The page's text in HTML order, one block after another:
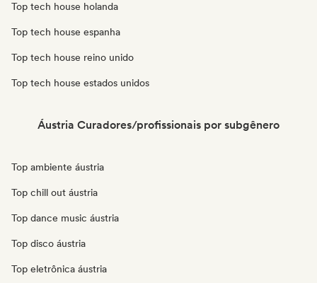
Top tech house holanda
Top tech house espanha
Top tech house reino unido
Top tech house estados unidos
Áustria Curadores/profissionais por subgênero
Top ambiente áustria
Top chill out áustria
Top dance music áustria
Top disco áustria
Top eletrônica áustria